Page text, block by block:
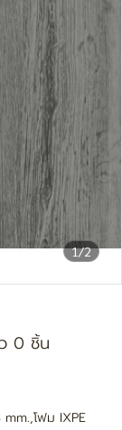
1/2
0 ชิ้น
mm.,โฟม IXPE